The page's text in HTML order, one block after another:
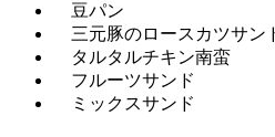
豆パン
三元豚のロースカツサン
タルタルチキン南蛮
フルーツサンド
ミックスサンド